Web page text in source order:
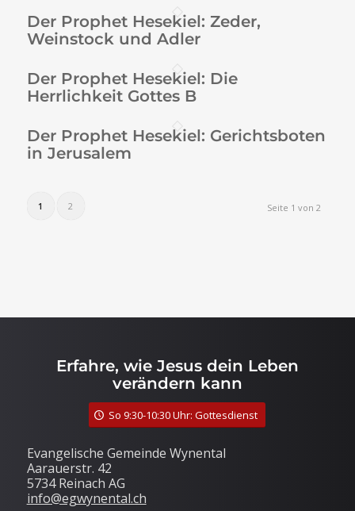
Der Prophet Hesekiel: Zeder,
Weinstock und Adler
Der Prophet Hesekiel: Die
Herrlichkeit Gottes B
Der Prophet Hesekiel: Gerichtsboten
in Jerusalem
Seite 1 von 2
1 2
Erfahre, wie Jesus dein Leben
verändern kann
So 9:30-10:30 Uhr: Gottesdienst
Evangelische Gemeinde Wynental
Aarauerstr. 42
5734 Reinach AG
info@egwynental.ch